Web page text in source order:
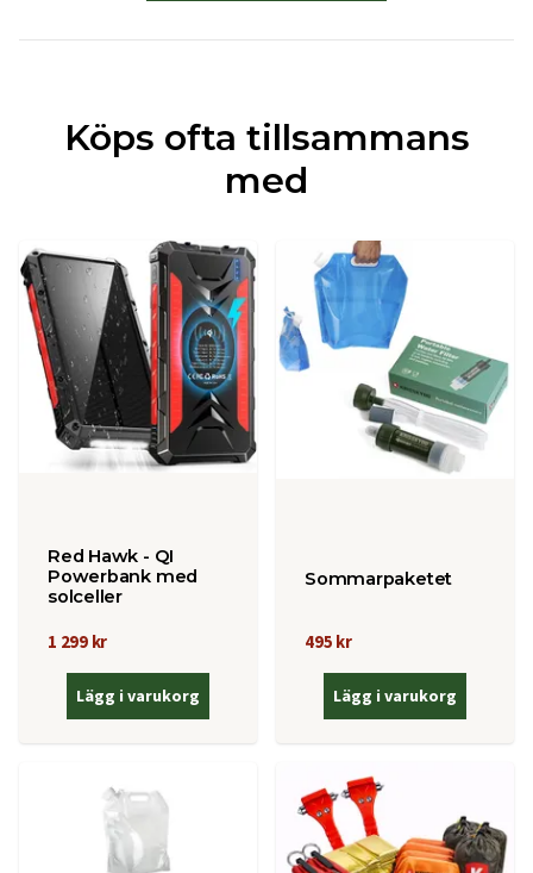
Köps ofta tillsammans
med
Red Hawk - QI
Powerbank med
solceller
1 299 kr
Lägg i varukorg
Sommarpaketet
495 kr
Lägg i varukorg